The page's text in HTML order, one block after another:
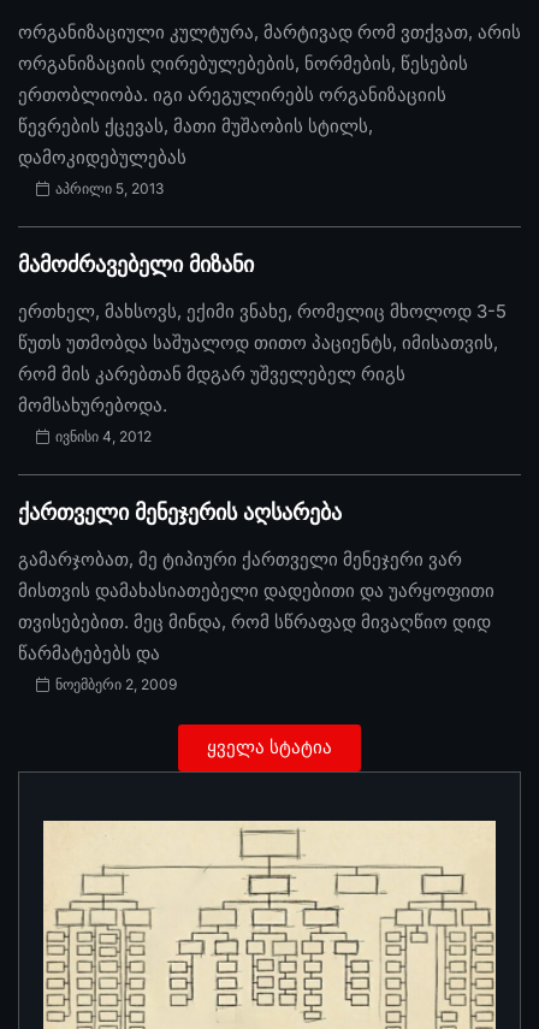
ორგანიზაციული კულტურა, მარტივად რომ ვთქვათ, არის
ორგანიზაციის ღირებულებების, ნორმების, წესების
ერთობლიობა. იგი არეგულირებს ორგანიზაციის
წევრების ქცევას, მათი მუშაობის სტილს,
დამოკიდებულებას
აპრილი 5, 2013
მამოძრავებელი მიზანი
ერთხელ, მახსოვს, ექიმი ვნახე, რომელიც მხოლოდ 3-5
წუთს უთმობდა საშუალოდ თითო პაციენტს, იმისათვის,
რომ მის კარებთან მდგარ უშველებელ რიგს
მომსახურებოდა.
ივნისი 4, 2012
ქართველი მენეჯერის აღსარება
გამარჯობათ, მე ტიპიური ქართველი მენეჯერი ვარ
მისთვის დამახასიათებელი დადებითი და უარყოფითი
თვისებებით. მეც მინდა, რომ სწრაფად მივაღწიო დიდ
წარმატებებს და
ნოემბერი 2, 2009
ყველა სტატია